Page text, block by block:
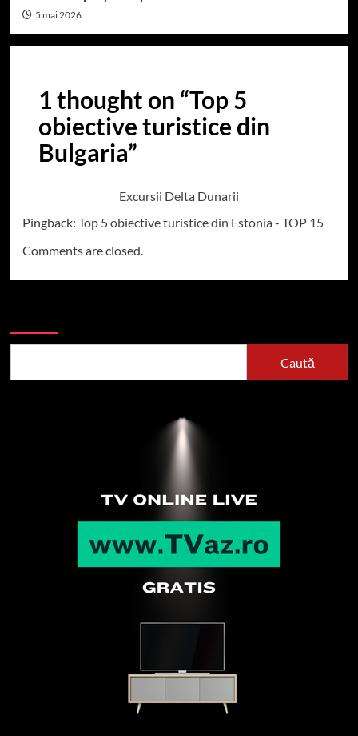
5 mai 2026
1 thought on “Top 5
obiective turistice din
Bulgaria”
Excursii Delta Dunarii
Pingback: Top 5 obiective turistice din Estonia - TOP 15
Comments are closed.
Caută